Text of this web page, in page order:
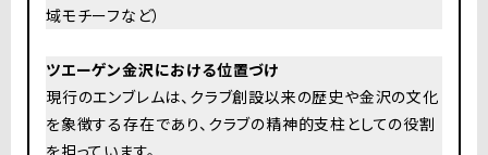
域モチーフなど）
ツエーゲン金沢における位置づけ
現行のエンブレムは、クラブ創設以来の歴史や金沢の文化
を象徴する存在であり、クラブの精神的支柱としての役割
を担っています。